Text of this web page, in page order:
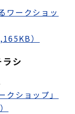
ワークショッ
）
シ
クショップ」